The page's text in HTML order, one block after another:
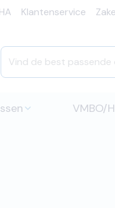
Klantenservice
VMBO/